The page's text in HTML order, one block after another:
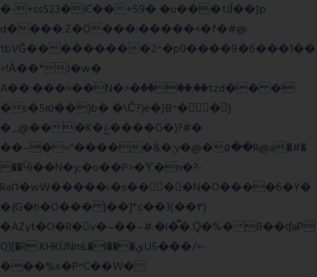
�-+ssS23�IC��+59� �u���tJǏ��}p
d����;Z�O���:�����<�f�#@
tbVĞ���������2^�p0����9�6���1��
=!Ǎ��*J�w�
A��:���>��N�>�ٝ����;��tzd�� �!
�s�5ю��)b� �\Ĉ?)e�}B^��}
�_@���K�ݝ����G�)?#�
��~�="�����&�;y�@�۵��R@a�#�
��Ӵi��N�y;�o��P>�ϒ�n�?­
Raח�wW�����˫�s����N�O����6�Y�
�{G�h�O��� |��]*c��3(��٣}
�AZyt�O�R�v�~��~#.�l�̿�.Ԛ�%� 8��ʠaP
Q)[�R.KHKÙNmL�l���ېU5���/>-
���%x�P^C��W�